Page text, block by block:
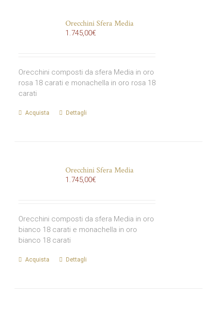
Orecchini Sfera Media
1.745,00€
Orecchini composti da sfera Media in oro
rosa 18 carati e monachella in oro rosa 18
carati
Acquista Dettagli
Orecchini Sfera Media
1.745,00€
Orecchini composti da sfera Media in oro
bianco 18 carati e monachella in oro
bianco 18 carati
Acquista Dettagli